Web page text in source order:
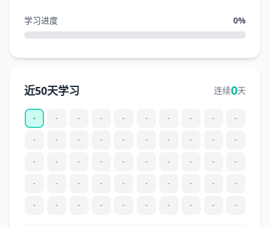
学习进度 0%
近50天学习 连续0天
- - - - - - - - - -
- - - - - - - - - -
- - - - - - - - - -
- - - - - - - - - -
- - - - - - - - - -